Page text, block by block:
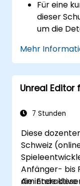
Für eine
dieser
um die
Mehr
Unreal Editor
7 Stunden
Diese
Schweiz
Anfänger- bis
die
Am Ende